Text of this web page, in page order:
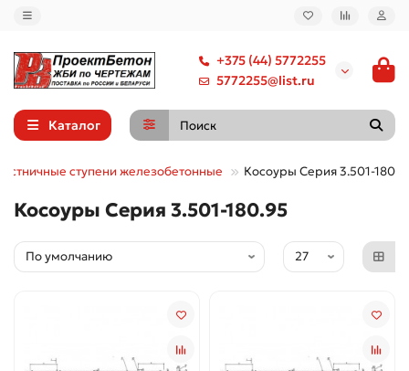
+375 (44) 5772255
5772255@list.ru
Каталог
ступени железобетонные Косоуры Серия 3.501-
Косоуры Серия 3.501-180.95